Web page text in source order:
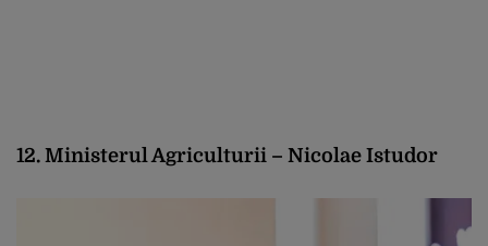
12. Ministerul Agriculturii – Nicolae Istudor